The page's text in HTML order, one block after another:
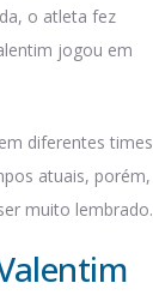
o atleta fez
jogou em
diferentes times
atuais, porém,
muito lembrado.